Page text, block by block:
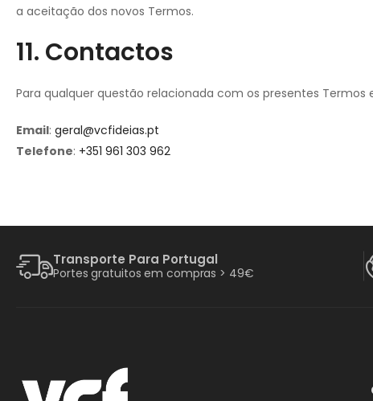
a aceitação dos novos Termos.
11. Contactos
Para qualquer questão relacionada com os presentes
Email: geral@vcfideias.pt
Telefone: +351 961 303 962
Transporte Para Portugal
Portes gratuitos em compras > 49€